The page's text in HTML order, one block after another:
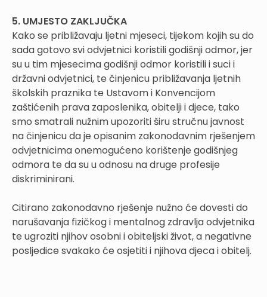
5. UMJESTO ZAKLJUČKA
Kako se približavaju ljetni mjeseci, tijekom kojih su do
sada gotovo svi odvjetnici koristili godišnji odmor, jer
su u tim mjesecima godišnji odmor koristili i suci i
državni odvjetnici, te činjenicu približavanja ljetnih
školskih praznika te Ustavom i Konvencijom
zaštićenih prava zaposlenika, obitelji i djece, tako
smo smatrali nužnim upozoriti širu stručnu javnost
na činjenicu da je opisanim zakonodavnim rješenjem
odvjetnicima onemogućeno korištenje godišnjeg
odmora te da su u odnosu na druge profesije
diskriminirani.
Citirano zakonodavno rješenje nužno će dovesti do
narušavanja fizičkog i mentalnog zdravlja odvjetnika
te ugroziti njihov osobni i obiteljski život, a negativne
posljedice svakako će osjetiti i njihova djeca i obitelj.